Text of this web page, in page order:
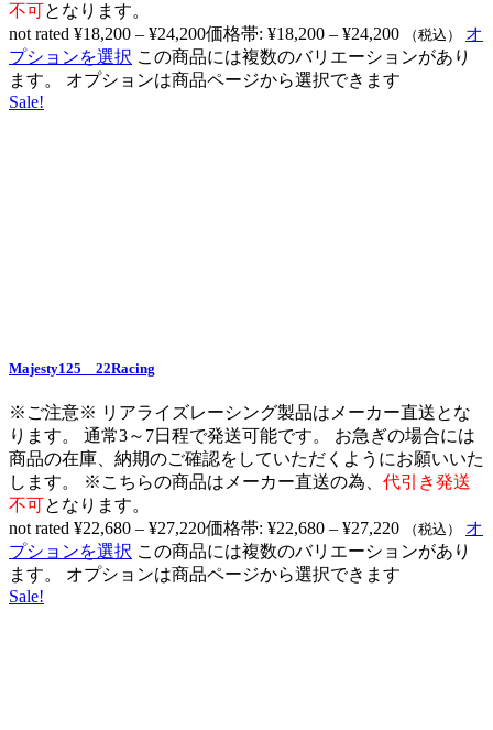
不可となります。
not rated ¥18,200 – ¥24,200価格帯: ¥18,200 – ¥24,200 （税込）
オ
プションを選択 この商品には複数のバリエーションがあり
ます。 オプションは商品ページから選択できます
Sale!
Majesty125 22Racing
※ご注意※ リアライズレーシング製品はメーカー直送とな
ります。 通常3～7日程で発送可能です。 お急ぎの場合には
商品の在庫、納期のご確認をしていただくようにお願いいた
します。 ※こちらの商品はメーカー直送の為、 代引き発送
不可となります。
not rated ¥22,680 – ¥27,220価格帯: ¥22,680 – ¥27,220 （税込）
オ
プションを選択 この商品には複数のバリエーションがあり
ます。 オプションは商品ページから選択できます
Sale!